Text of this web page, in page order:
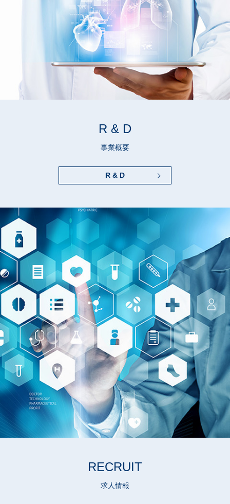
R & D
事業概要
R & D
RECRUIT
求人情報